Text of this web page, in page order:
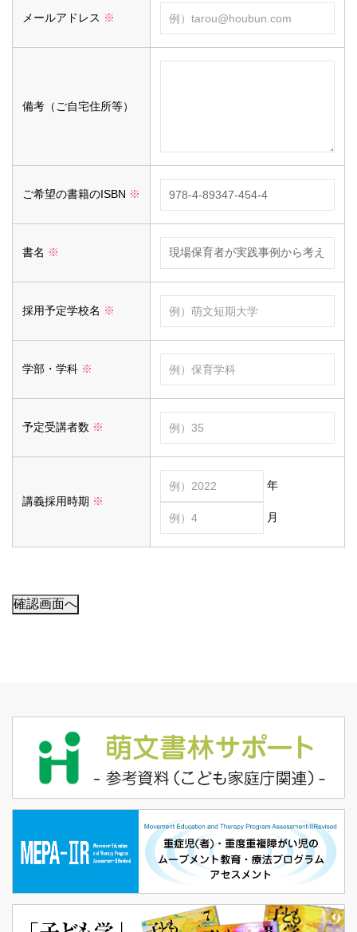
メールアドレス ※
備考（ご自宅住所等）
ご希望の書籍のISBN ※
書名 ※
採用予定学校名 ※
学部・学科 ※
予定受講者数 ※
講義採用時期 ※
年
月